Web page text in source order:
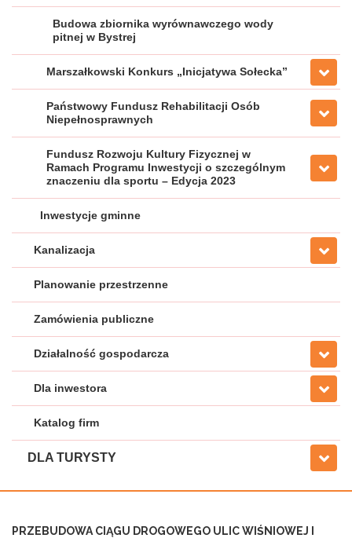
Budowa zbiornika wyrównawczego wody
pitnej w Bystrej
Marszałkowski Konkurs „Inicjatywa Sołecka”
Państwowy Fundusz Rehabilitacji Osób
Niepełnosprawnych
Fundusz Rozwoju Kultury Fizycznej w
Ramach Programu Inwestycji o szczególnym
znaczeniu dla sportu – Edycja 2023
Inwestycje gminne
Kanalizacja
Planowanie przestrzenne
Zamówienia publiczne
Działalność gospodarcza
Dla inwestora
Katalog firm
DLA TURYSTY
PRZEBUDOWA CIĄGU DROGOWEGO ULIC WIŚNIOWEJ I